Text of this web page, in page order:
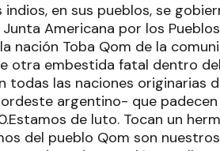
indios, en sus pueblos, se
Americana por los
nación Toba Qom de la
otra embestida fatal dentro
todas las naciones originarias
argentino- que
de luto. Tocan un
del pueblo Qom son